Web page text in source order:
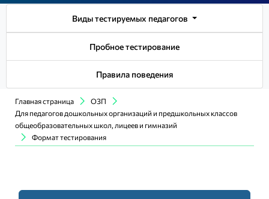
Виды тестируемых педагогов
Пробное тестирование
Правила поведения
Главная страница
ОЗП
Для педагогов дошкольных организаций и предшкольных классов
общеобразовательных школ, лицеев и гимназий
Формат тестирования